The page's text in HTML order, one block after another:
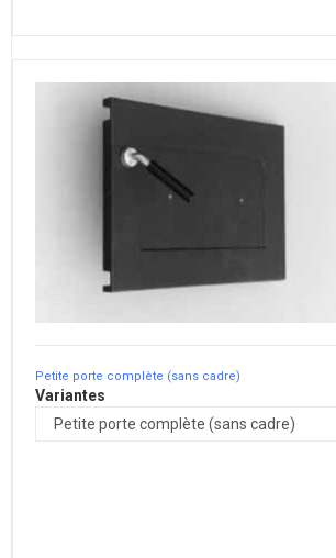
Petite porte complète (sans cadre)
Variantes